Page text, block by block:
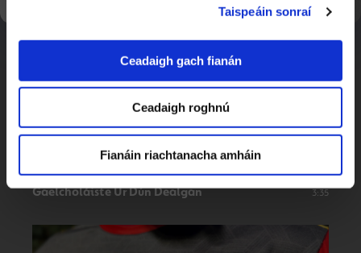
Taispeáin sonraí
Ceadaigh gach fianán
Ceadaigh roghnú
Fianáin riachtanacha amháin
Gaelcholáiste Úr Dún Dealgan 3:35